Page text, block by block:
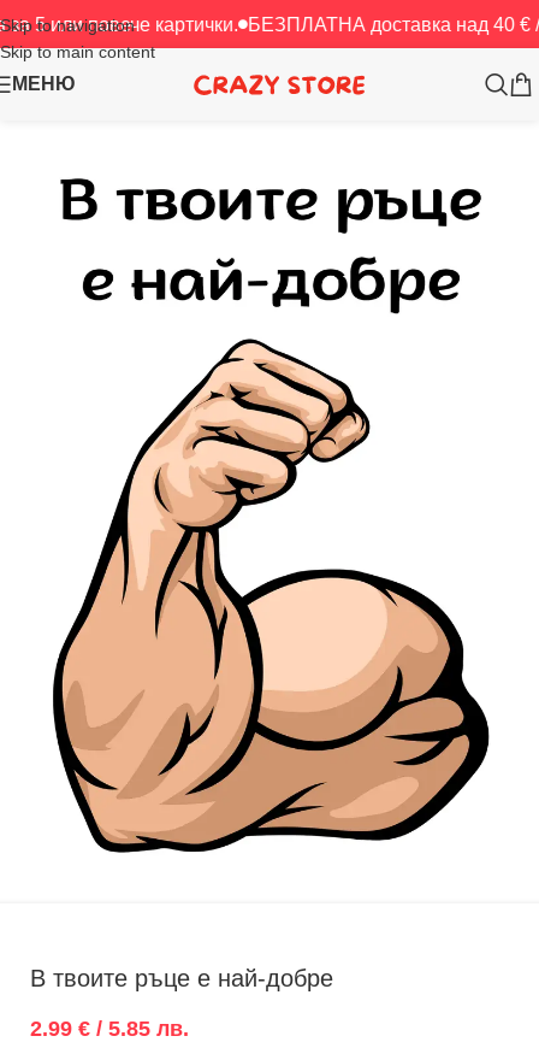
Skip to navigation
Skip to main content
картички. БЕЗПЛАТНА доставка над 40 € / 78.23
МЕНЮ
В твоите ръце е най-добре
2.99 € / 5.85 лв.